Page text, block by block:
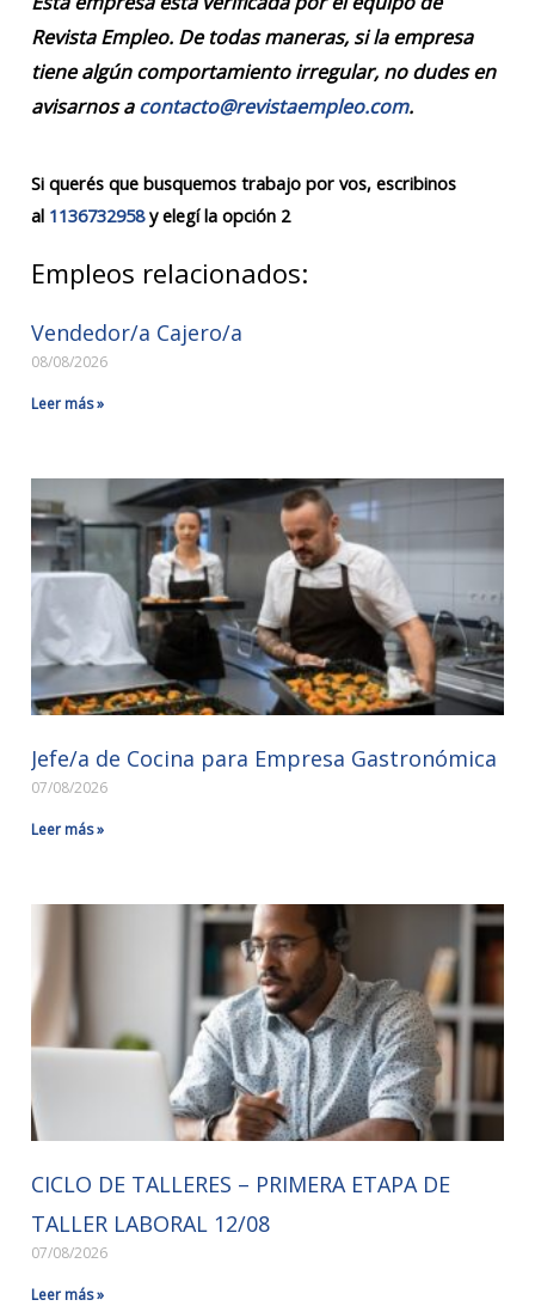
Revista Empleo. De todas maneras, si la empresa
tiene algún comportamiento irregular, no dudes en
avisarnos acontacto@revistaempleo.com.
Si querés que busquemos trabajo por vos, escribinos
al 1136732958y elegí la opción 2
Empleos relacionados:
Vendedor/a Cajero/a
08/08/2026
Leer más »
Jefe/a de Cocina para Empresa Gastronómica
07/08/2026
Leer más »
CICLO DE TALLERES – PRIMERA ETAPA DE
TALLER LABORAL 12/08
07/08/2026
Leer más »